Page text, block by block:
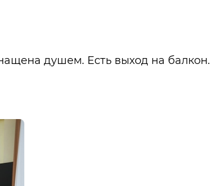
душем. Есть выход на балкон.